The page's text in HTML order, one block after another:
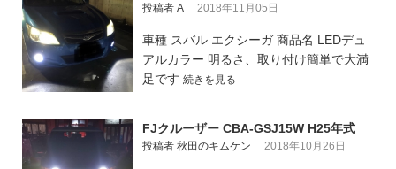
投稿者 A 2018年11月05日
車種 スバル エクシーガ 商品名 LEDデュ
アルカラー 明るさ、取り付け簡単で大満
足です 続きを見る
FJクルーザー CBA-GSJ15W H25年式
投稿者 秋田のキムケン 2018年10月26日